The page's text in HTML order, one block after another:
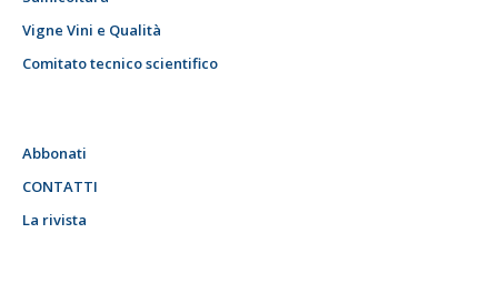
Vigne Vini e Qualità
Comitato tecnico scientifico
Abbonati
CONTATTI
La rivista